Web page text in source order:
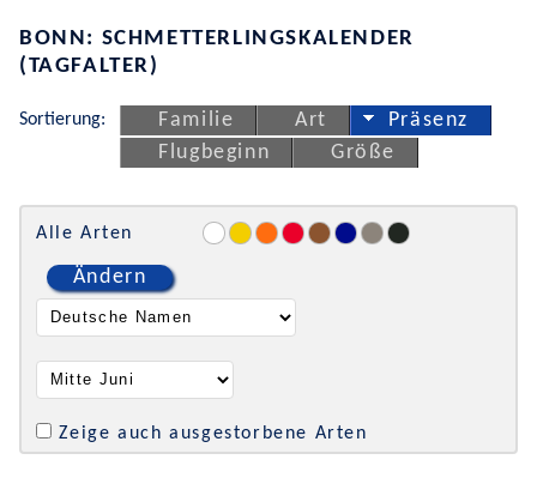
BONN: SCHMETTERLINGSKALENDER
(TAGFALTER)
Sortierung: Familie Art
Präsenz
Flugbeginn
Größe
Alle Arten
Ändern
Zeige auch ausgestorbene Arten